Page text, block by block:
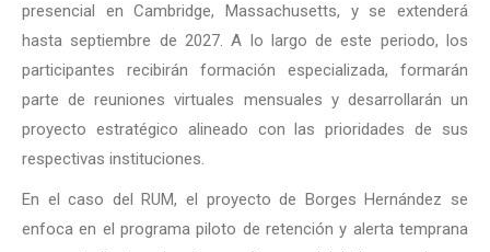
presencial en Cambridge, Massachusetts, y se extenderá
hasta septiembre de 2027. A lo largo de este periodo, los
participantes recibirán formación especializada, formarán
parte de reuniones virtuales mensuales y desarrollarán un
proyecto estratégico alineado con las prioridades de sus
respectivas instituciones.
En el caso del RUM, el proyecto de Borges Hernández se
enfoca en el programa piloto de retención y alerta temprana